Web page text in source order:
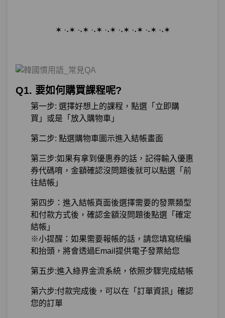
✶ ·˖✶ ·˖✶ ·˖✶ ·˖✶ ·˖✶ ·˖✶ ·˖✶ ·˖✶
Q1. 要如何購買課程呢?
第一步: 選擇好想上的課程，點選「立即購
買」或是「放入購物車」
第二步: 點選購物車圖示進入結帳畫面
第三步:如果有拿到優惠券的話，記得輸入優惠
券代碼唷，金額確認沒問題後就可以點選「前
往結帳」
第四步：進入結帳頁面後選擇需要的發票類型
和付款方式後，確認金額沒問題後點選「確定
結帳」
※小提醒：如果需要報帳的話，請您填寫統編
和抬頭，將會透過Email提供電子發票給您
第五步:進入綠界金流系統，依照步驟完成結帳
第六步:付款完成後，可以在「訂單資訊」確認
您的訂單